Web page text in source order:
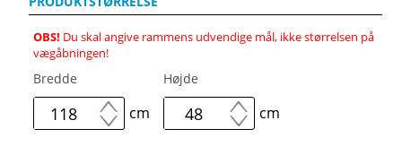
OBS! Du skal angive rammens udvendige mål, ikke størrelsen på
vægåbningen!
Bredde
cm
Højde
cm